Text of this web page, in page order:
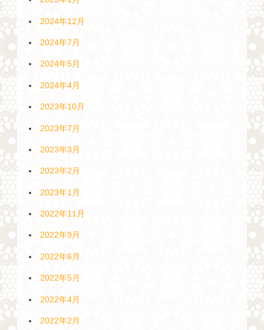
2024年12月
2024年7月
2024年5月
2024年4月
2023年10月
2023年7月
2023年3月
2023年2月
2023年1月
2022年11月
2022年9月
2022年6月
2022年5月
2022年4月
2022年2月